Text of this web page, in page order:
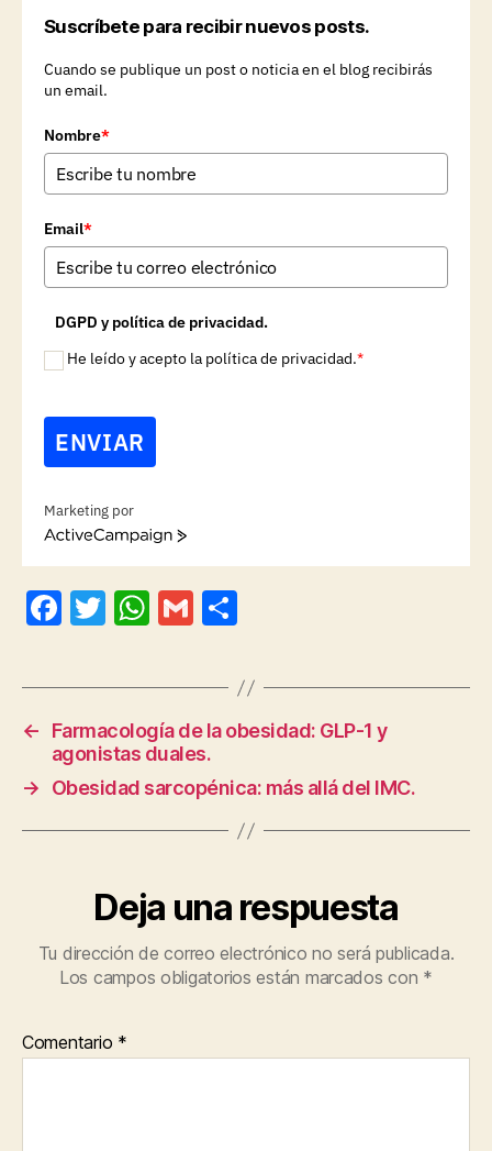
Suscríbete para recibir nuevos posts.
Cuando se publique un post o noticia en el blog recibirás
un email.
Nombre*
Email*
DGPD y política de privacidad.
He leído y acepto la política de privacidad.*
ENVIAR
Marketing por
A
i
v
a
F
c
e
b
o
o
T
itt
er
W
at
s
A
p
p
G
ai m
p
a
rt
ir
←
Farmacología de la obesidad: GLP-1 y
agonistas duales.
→
Obesidad sarcopénica: más allá del IMC.
Deja una respuesta
Tu dirección de correo electrónico no será publicada.
Los campos obligatorios están marcados con *
Comentario *